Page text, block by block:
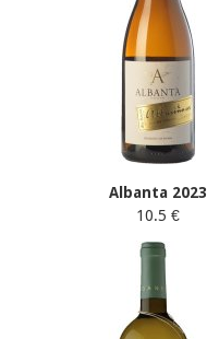
Albanta 2023
10.5 €